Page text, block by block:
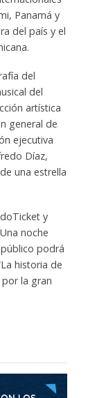
Panamá y
del país y el
del
del
artística
general de
ejecutiva
Díaz,
una estrella
y
noche
podrá
historia de
la gran